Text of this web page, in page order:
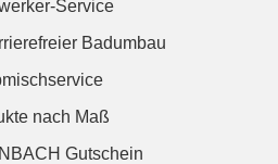
Service
Badumbau
nach Maß
Gutschein